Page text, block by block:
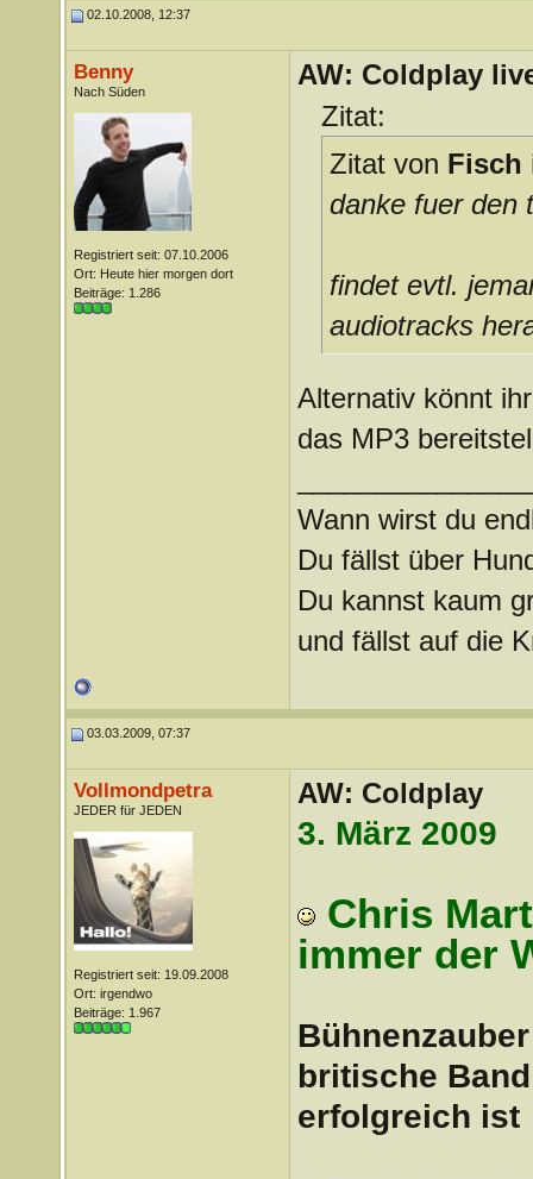
02.10.2008, 12:37
Benny
Nach Süden
Registriert seit: 07.10.2006
Ort: Heute hier morgen dort
Beiträge: 1.286
AW: Coldplay
Zitat:
Zitat von Fisch
danke fuer den
findet evtl.
audiotracks
Alternativ könnt
das MP3
Wann wirst du
Du fällst über
Du kannst kaum
und fällst auf die
03.03.2009, 07:37
Vollmondpetra
JEDER für JEDEN
Registriert seit: 19.09.2008
Ort: irgendwo
Beiträge: 1.967
AW: Coldplay
3. März 2009
Chris
immer der
britische
erfolgreich ist